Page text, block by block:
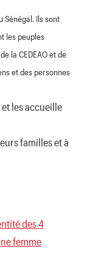
Sénégal. Ils sont
les peuples
la CEDEAO et de
et des personnes
les accueille
familles et à
des 4
femme